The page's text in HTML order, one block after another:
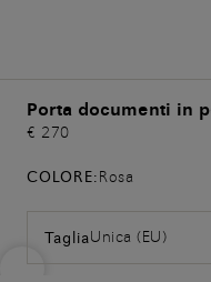
Porta documenti in
€ 270
COLORE:Rosa
TagliaUnica (EU)